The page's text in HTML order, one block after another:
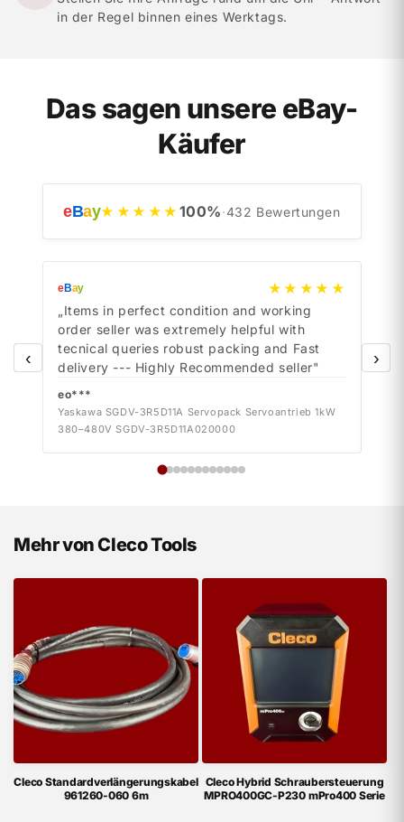
in der Regel binnen eines Werktags.
Das sagen unsere eBay-
Käufer
eBay★★★★★ 100%·432 Bewertungen
‹
eBay ★★★★★
„Items in perfect condition and working
order seller was extremely helpful with
tecnical queries robust packing and Fast
delivery --- Highly Recommended seller"
eo***
Yaskawa SGDV-3R5D11A Servopack Servoantrieb 1kW
380–480V SGDV-3R5D11A020000
›
Mehr von Cleco Tools
Cleco Standardverlängerungskabel
961260-060 6m
Cleco Hybrid Schraubersteuerung
MPRO400GC-P230 mPro400 Serie